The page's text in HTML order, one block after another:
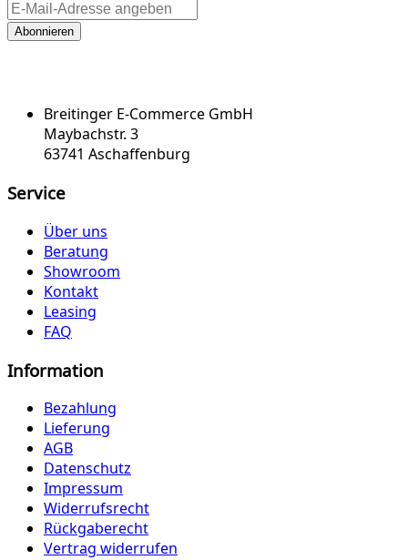
Abonnieren
Breitinger E-Commerce GmbH
Maybachstr. 3
63741 Aschaffenburg
Service
Über uns
Beratung
Showroom
Kontakt
Leasing
FAQ
Information
Bezahlung
Lieferung
AGB
Datenschutz
Impressum
Widerrufsrecht
Rückgaberecht
Vertrag widerrufen